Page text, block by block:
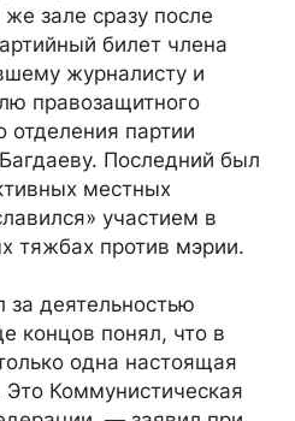
зале сразу после
билет члена
журналисту и
правозащитного
отделения партии
Последний был
местных
участием в
тяжбах против мэрии.
деятельностью
концов понял, что в
одна настоящая
Это Коммунистическая